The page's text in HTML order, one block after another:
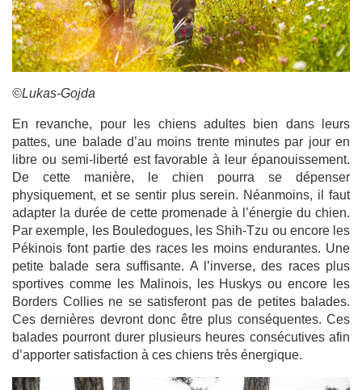
©Lukas-Gojda
En revanche, pour les chiens adultes bien dans leurs
pattes, une balade d’au moins trente minutes par jour en
libre ou semi-liberté est favorable à leur épanouissement.
De cette manière, le chien pourra se dépenser
physiquement, et se sentir plus serein. Néanmoins, il faut
adapter la durée de cette promenade à l’énergie du chien.
Par exemple, les Bouledogues, les Shih-Tzu ou encore les
Pékinois font partie des races les moins endurantes. Une
petite balade sera suffisante. A l’inverse, des races plus
sportives comme les Malinois, les Huskys ou encore les
Borders Collies ne se satisferont pas de petites balades.
Ces dernières devront donc être plus conséquentes. Ces
balades pourront durer plusieurs heures consécutives afin
d’apporter satisfaction à ces chiens très énergique.